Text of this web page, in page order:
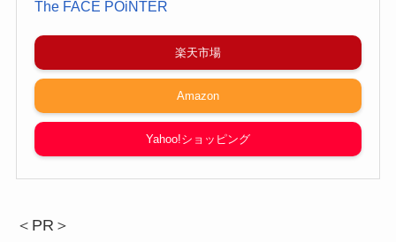
The FACE POiNTER
楽天市場
Amazon
Yahoo!ショッピング
＜PR＞